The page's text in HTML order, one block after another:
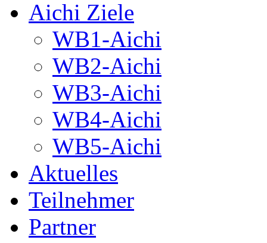
Aichi Ziele
WB1-Aichi
WB2-Aichi
WB3-Aichi
WB4-Aichi
WB5-Aichi
Aktuelles
Teilnehmer
Partner